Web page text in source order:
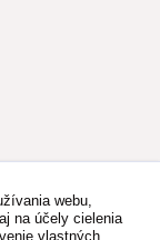
webu,
na účely cielenia
vlastných